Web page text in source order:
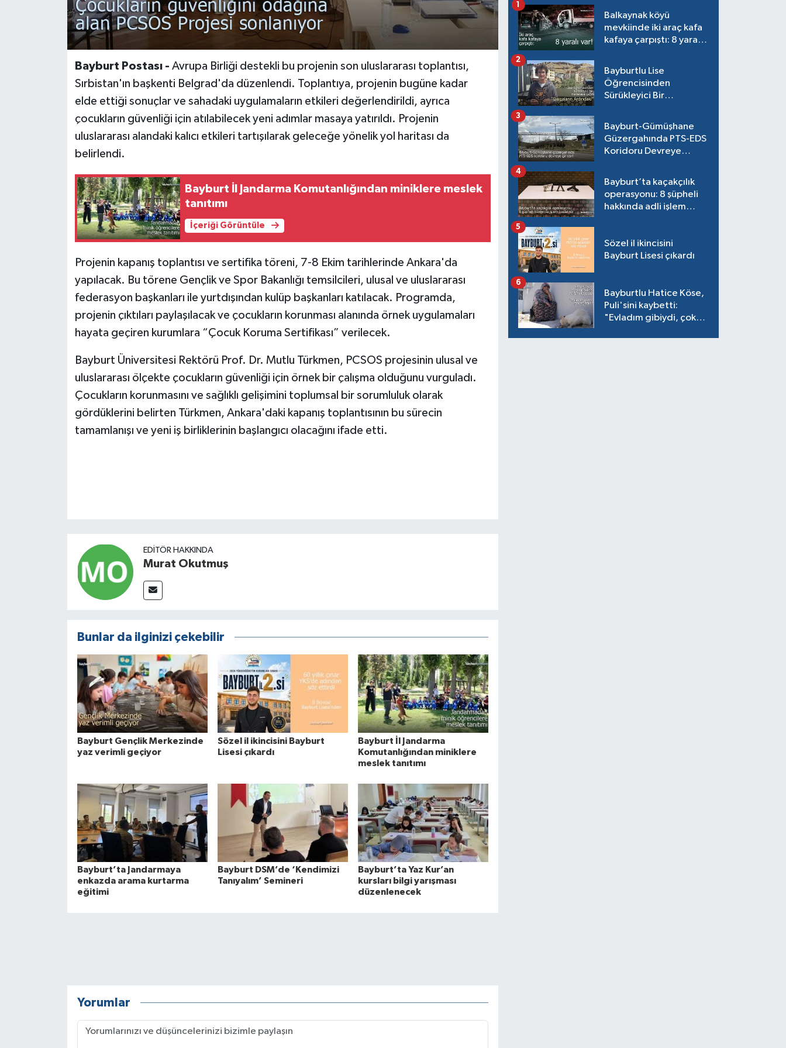
Bayburt Postası - Avrupa Birliği destekli bu projenin son uluslararası toplantısı,
Sırbistan'ın başkenti Belgrad'da düzenlendi. Toplantıya, projenin bugüne kadar
elde ettiği sonuçlar ve sahadaki uygulamaların etkileri değerlendirildi, ayrıca
çocukların güvenliği için atılabilecek yeni adımlar masaya yatırıldı. Projenin
uluslararası alandaki kalıcı etkileri tartışılarak geleceğe yönelik yol haritası da
belirlendi.
Bayburt İl Jandarma Komutanlığından miniklere meslek
tanıtımı
İçeriği Görüntüle
Projenin kapanış toplantısı ve sertifika töreni, 7-8 Ekim tarihlerinde Ankara'da
yapılacak. Bu törene Gençlik ve Spor Bakanlığı temsilcileri, ulusal ve uluslararası
federasyon başkanları ile yurtdışından kulüp başkanları katılacak. Programda,
projenin çıktıları paylaşılacak ve çocukların korunması alanında örnek uygulamaları
hayata geçiren kurumlara “Çocuk Koruma Sertifikası” verilecek.
Bayburt Üniversitesi Rektörü Prof. Dr. Mutlu Türkmen, PCSOS projesinin ulusal ve
uluslararası ölçekte çocukların güvenliği için örnek bir çalışma olduğunu vurguladı.
Çocukların korunmasını ve sağlıklı gelişimini toplumsal bir sorumluluk olarak
gördüklerini belirten Türkmen, Ankara'daki kapanış toplantısının bu sürecin
tamamlanışı ve yeni iş birliklerinin başlangıcı olacağını ifade etti.
EDITÖR HAKKINDA
Murat Okutmuş
Bunlar da ilginizi çekebilir
Bayburt Gençlik Merkezinde
yaz verimli geçiyor
Sözel il ikincisini Bayburt
Lisesi çıkardı
Bayburt İl Jandarma
Komutanlığından miniklere
meslek tanıtımı
Bayburt’ta Jandarmaya
enkazda arama kurtarma
eğitimi
Bayburt DSM’de ‘Kendimizi
Tanıyalım’ Semineri
Bayburt’ta Yaz Kur’an
kursları bilgi yarışması
düzenlenecek
Yorumlar
Balkaynak köyü
mevkiinde iki araç kafa
kafaya çarpıştı: 8 yaralı
1
Bayburtlu Lise
Öğrencisinden
Sürükleyici Bir
2
Bayburt-Gümüşhane
Güzergahında PTS-EDS
Koridoru Devreye
3
Bayburt’ta kaçakçılık
operasyonu: 8 şüpheli
hakkında adli işlem
4
Sözel il ikincisini
Bayburt Lisesi çıkardı
5
Bayburtlu Hatice Köse,
Puli'sini kaybetti:
"Evladım gibiydi, çok
6